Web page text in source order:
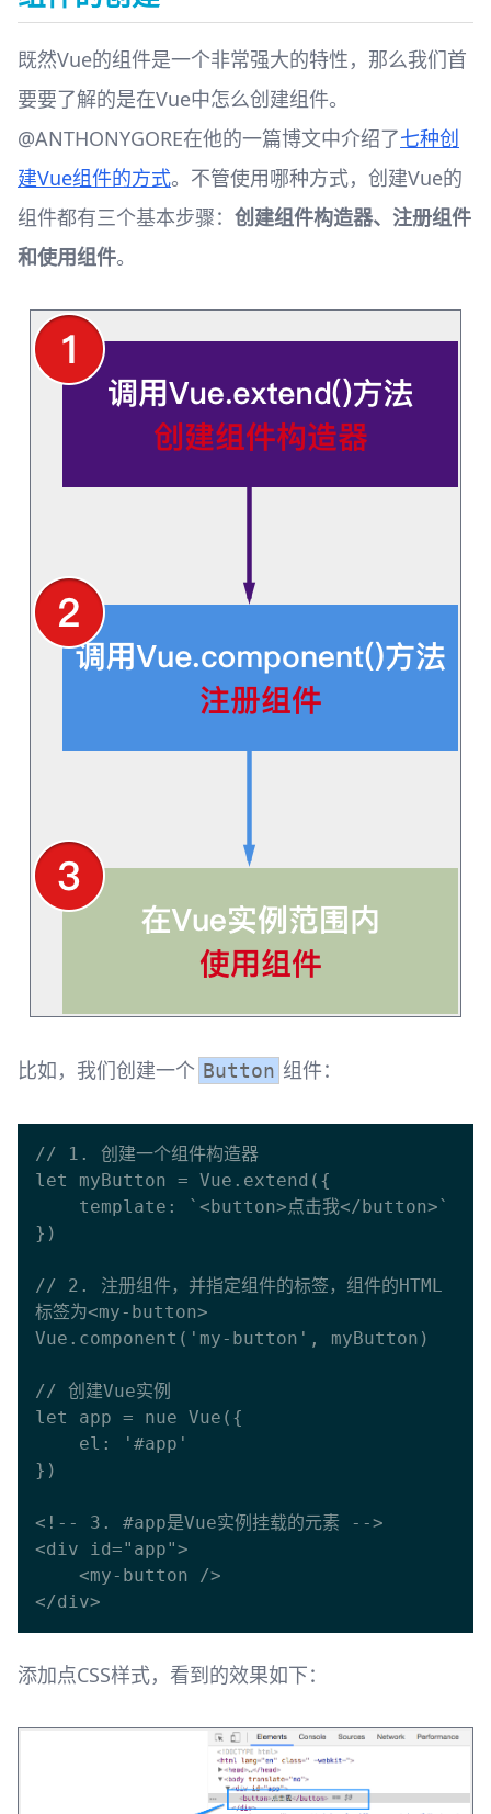
既然Vue的组件是一个非常强大的特性，那么我们首
要要了解的是在Vue中怎么创建组件。
@ANTHONYGORE在他的一篇博文中介绍了七种创
建Vue组件的方式。不管使用哪种方式，创建Vue的
组件都有三个基本步骤： 创建组件构造器、注册组件
和使用组件。
比如，我们创建一个 Button 组件：
// 1. 创建一个组件构造器
let myButton = Vue.extend({
})
// 2. 注册组件，并指定组件的标签，组件的HTML
标签为<my-button>
Vue.component('my-button', myButton)
// 创建Vue实例
let app = nue Vue({
})
<!-- 3. #app是Vue实例挂载的元素 -->
<div id="app">
添加点CSS样式，看到的效果如下：